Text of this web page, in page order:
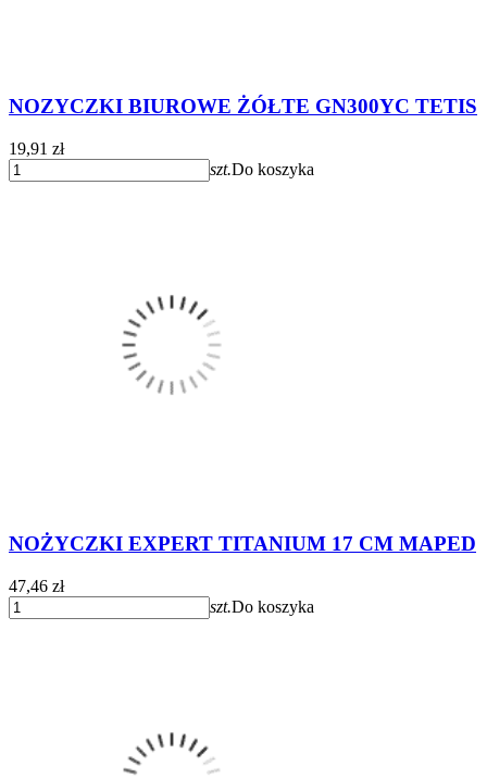
NOZYCZKI BIUROWE ŻÓŁTE GN300YC TETIS
19,91 zł
szt.Do koszyka
NOŻYCZKI EXPERT TITANIUM 17 CM MAPED
47,46 zł
szt.Do koszyka